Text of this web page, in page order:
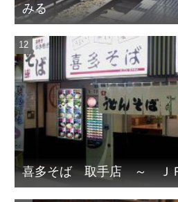
みる
喜多そば 取手店 ～ Ｊ